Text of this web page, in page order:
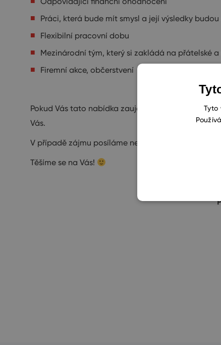
Práci, která bude mít smysl a její výsledky
Flexibilní pracovní dobu
Mezinárodní tým, který si zakládá na přátelské
Firemní akce, občerstvení
Pokud Vás tato nabídka zaujala a máte chuť
Vás.
V případě zájmu posíláme nejdříve náš úkol,
Těšíme se na Vás!
Tyto